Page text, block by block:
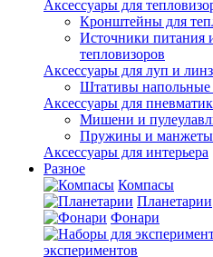
Аксессуары для
Кронштейны для
Источники питания
тепловизоров
Аксессуары для луп и линз
Штативы напольные
Аксессуары для
Мишени и
Пружины и манжеты
Аксессуары для интерьера
Разное
Компасы
Планетарии
Фонари
экспериментов